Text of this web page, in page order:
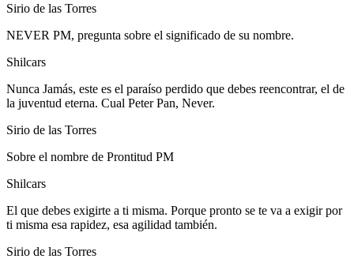
Sirio de las Torres
NEVER PM, pregunta sobre el significado de su nombre.
Shilcars
Nunca Jamás, este es el paraíso perdido que debes reencontrar, el de
la juventud eterna. Cual Peter Pan, Never.
Sirio de las Torres
Sobre el nombre de Prontitud PM
Shilcars
El que debes exigirte a ti misma. Porque pronto se te va a exigir por
ti misma esa rapidez, esa agilidad también.
Sirio de las Torres